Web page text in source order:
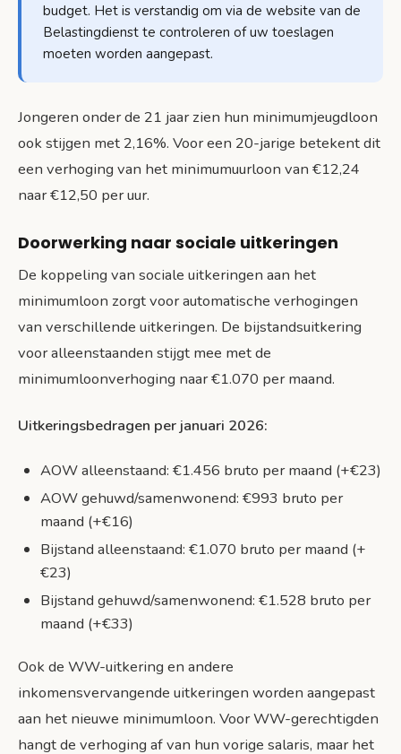
budget. Het is verstandig om via de website van de
Belastingdienst te controleren of uw toeslagen
moeten worden aangepast.
Jongeren onder de 21 jaar zien hun minimumjeugdloon
ook stijgen met 2,16%. Voor een 20-jarige betekent dit
een verhoging van het minimumuurloon van €12,24
naar €12,50 per uur.
Doorwerking naar sociale uitkeringen
De koppeling van sociale uitkeringen aan het
minimumloon zorgt voor automatische verhogingen
van verschillende uitkeringen. De bijstandsuitkering
voor alleenstaanden stijgt mee met de
minimumloonverhoging naar €1.070 per maand.
Uitkeringsbedragen per januari 2026:
AOW alleenstaand: €1.456 bruto per maand (+€23)
AOW gehuwd/samenwonend: €993 bruto per
maand (+€16)
Bijstand alleenstaand: €1.070 bruto per maand (+
€23)
Bijstand gehuwd/samenwonend: €1.528 bruto per
maand (+€33)
Ook de WW-uitkering en andere
inkomensvervangende uitkeringen worden aangepast
aan het nieuwe minimumloon. Voor WW-gerechtigden
hangt de verhoging af van hun vorige salaris, maar het